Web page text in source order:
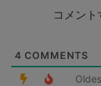
コメン
4 COMMENTS